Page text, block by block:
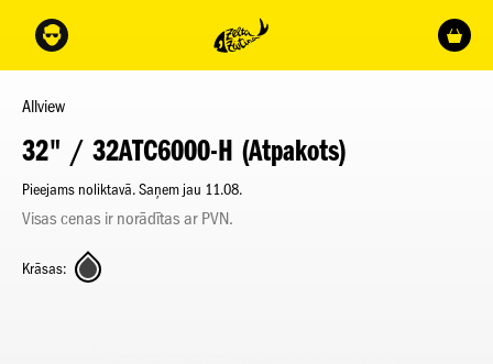
Allview
32" / 32ATC6000-H (Atpakots)
Pieejams noliktavā. Saņem jau 11.08.
Visas cenas ir norādītas ar PVN.
Krāsas: